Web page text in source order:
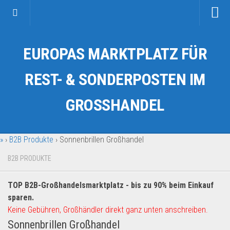
Kategorien
Auto & Motorrad
Fahrzeuge & Transport
Garten & Werkzeug
Geschäft, Büro & Schreibwaren
Geschenkartikel
Handy und Smartphone
Kosmetik & Pflege
EUROPAS MARKTPLATZ FÜR
REST- & SONDERPOSTEN IM
GROSSHANDEL
» › B2B Produkte › Sonnenbrillen Großhandel
B2B PRODUKTE
TOP B2B-Großhandelsmarktplatz - bis zu 90% beim Einkauf
sparen.
Keine Gebühren, Großhändler direkt ganz unten anschreiben.
Sonnenbrillen Großhandel